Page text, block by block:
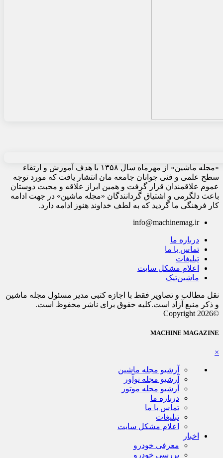
«مجله ماشین» از مهرماه سال ۱۳۵۸ با هدف آموزش و ارتقاء
سطح علمی و فنی جوانان جامعه مان انتشار یافت که مورد توجه
عموم علاقمندان قرار گرفت و همین ابراز علاقه و محبت دوستان
باعث دلگرمی و اشتیاق گردانندگان «مجله ماشین» در جهت ادامه
کار فرهنگی ما گردید که به لطف خداوند هنوز ادامه دارد.
info@machinemag.ir
درباره ما
تماس با ما
تبلیغات
اعلام مشکل سایت
ماشین‌تیک
نقل مطالب و تصاویر فقط با اجازه کتبی مدیر مسئول مجله ماشین
و ذکر منبع آزاد است.کلیه حقوق برای ناشر محفوظ است.
©Copyright 2026
MACHINE MAGAZINE
×
آرشیو مجله ماشین
آرشیو مجله نوآور
آرشیو مجله موتور
درباره ما
تماس با ما
تبلیغات
اعلام مشکل سایت
اخبار
معرفی خودرو
بررسی خودرو